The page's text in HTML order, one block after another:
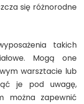
się różnorodne
takich
Mogą one
warsztacie lub
je pod uwagę,
można zapewnić